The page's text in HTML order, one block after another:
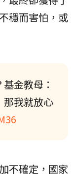
穩而害怕，或
金教母：
那我就放心
不確定，國家